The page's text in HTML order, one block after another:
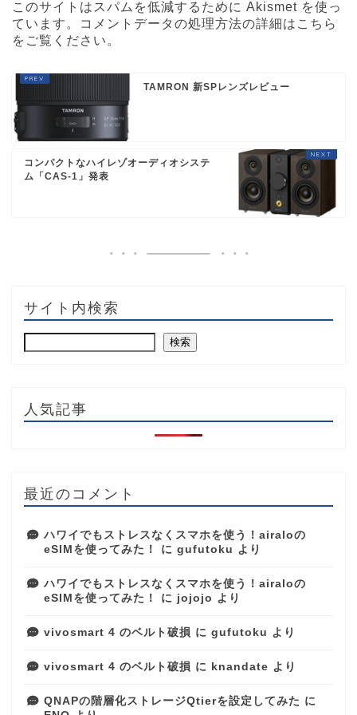
このサイトはスパムを低減するために Akismet を使っ
ています。
コメントデータの処理方法の詳細はこちら
をご覧ください 。
TAMRON 新SPレンズレビュー
コンパクトなハイレゾオーディオシステ
ム「CAS-1」発表
サイト内検索
検索
人気記事
最近のコメント
ハワイでもストレスなくスマホを使う！airaloの
eSIMを使ってみた！
に gufutoku より
ハワイでもストレスなくスマホを使う！airaloの
eSIMを使ってみた！
に jojojo より
vivosmart 4 のベルト破損 に gufutoku より
vivosmart 4 のベルト破損 に knandate より
QNAPの階層化ストレージQtierを設定してみた に